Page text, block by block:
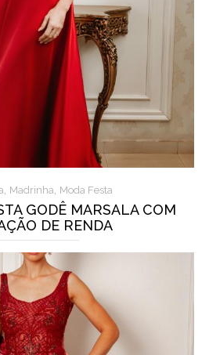
, Madrinha, Moda Festa
GODÊ MARSALA COM
DE RENDA